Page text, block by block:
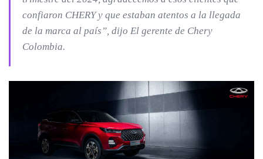
confiaron CHERY y que estaban atentos a la llegada
de la marca al país”, dijo El gerente de Chery
Colombia.